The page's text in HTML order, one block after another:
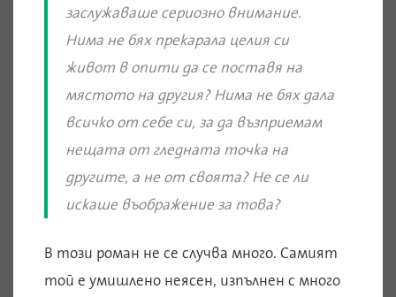
заслужаваше сериозно внимание.
Нима не бях прекарала целия си
живот в опити да се поставя на
мястото на другия? Нима не бях дала
всичко от себе си, за да възприемам
нещата от гледната точка на
другите, а не от своята? Не се ли
искаше въображение за това?
В този роман не се случва много. Самият
той е умишлено неясен, изпълнен с много